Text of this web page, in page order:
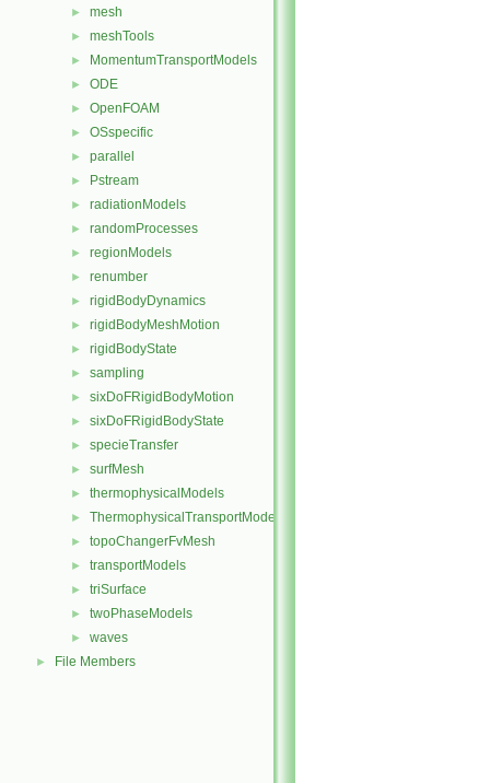
► mesh
► meshTools
► MomentumTransportModels
► ODE
► OpenFOAM
► OSspecific
► parallel
► Pstream
► radiationModels
► randomProcesses
► regionModels
► renumber
► rigidBodyDynamics
► rigidBodyMeshMotion
► rigidBodyState
► sampling
► sixDoFRigidBodyMotion
► sixDoFRigidBodyState
► specieTransfer
► surfMesh
► thermophysicalModels
► ThermophysicalTransportModels
► topoChangerFvMesh
► transportModels
► triSurface
► twoPhaseModels
► waves
► File Members